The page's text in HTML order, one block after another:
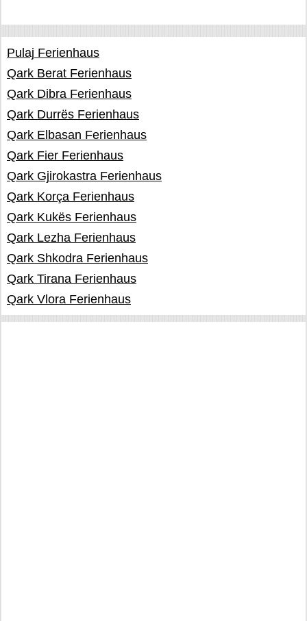
Pulaj Ferienhaus
Qark Berat Ferienhaus
Qark Dibra Ferienhaus
Qark Durrës Ferienhaus
Qark Elbasan Ferienhaus
Qark Fier Ferienhaus
Qark Gjirokastra Ferienhaus
Qark Korça Ferienhaus
Qark Kukës Ferienhaus
Qark Lezha Ferienhaus
Qark Shkodra Ferienhaus
Qark Tirana Ferienhaus
Qark Vlora Ferienhaus